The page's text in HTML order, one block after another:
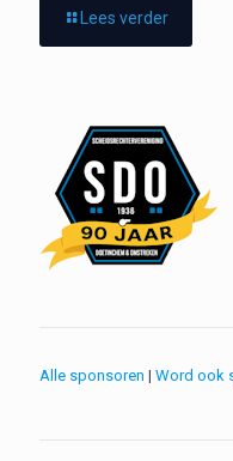
Lees verder
Alle sponsoren | Word ook